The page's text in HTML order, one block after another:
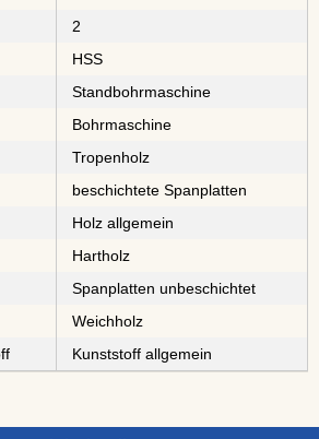
2
⁠⁠⁠⁠⁠⁠HSS
Standbohrmaschine
Bohrmaschine
⁠⁠⁠⁠⁠Tropenholz
⁠⁠⁠⁠⁠⁠⁠⁠⁠⁠beschichtete Spanplatten
Holz allgemein
⁠⁠⁠Hartholz
⁠⁠⁠⁠⁠⁠⁠⁠Spanplatten unbeschichtet
⁠Weichholz
Kunststoff allgemein